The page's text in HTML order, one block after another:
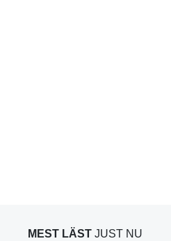
MEST LÄST JUST NU